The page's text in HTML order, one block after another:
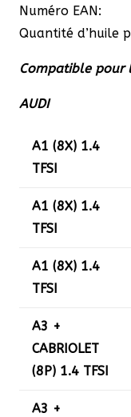
Numéro EAN:
Quantité d’huile
Compatible pour
AUDI
A1 (8X) 1.4
TFSI
A1 (8X) 1.4
TFSI
A1 (8X) 1.4
TFSI
A3 +
CABRIOLET
(8P) 1.4 TFSI
A3 +